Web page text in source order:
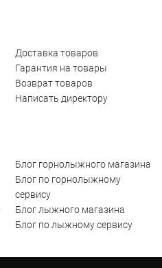
Доставка товаров
Гарантия на товары
Возврат товаров
Написать директору
Блог горнолыжного магазина
Блог по горнолыжному
сервису
Блог лыжного магазина
Блог по лыжному сервису